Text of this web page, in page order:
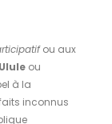
ou aux
Ulule ou
à la
inconnus